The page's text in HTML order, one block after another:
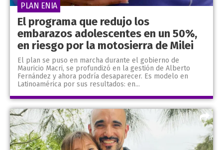
El programa que redujo los
embarazos adolescentes en un 50%,
en riesgo por la motosierra de Milei
El plan se puso en marcha durante el gobierno de
Mauricio Macri, se profundizó en la gestión de Alberto
Fernández y ahora podría desaparecer. Es modelo en
Latinoamérica por sus resultados: en...
PLAN ENIA